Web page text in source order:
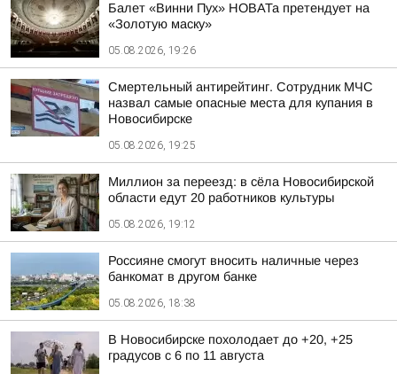
Балет «Винни Пух» НОВАТа претендует на
«Золотую маску»
05.08.2026, 19:26
Смертельный антирейтинг. Сотрудник МЧС
назвал самые опасные места для купания в
Новосибирске
05.08.2026, 19:25
Миллион за переезд: в сёла Новосибирской
области едут 20 работников культуры
05.08.2026, 19:12
Россияне смогут вносить наличные через
банкомат в другом банке
05.08.2026, 18:38
В Новосибирске похолодает до +20, +25
градусов с 6 по 11 августа